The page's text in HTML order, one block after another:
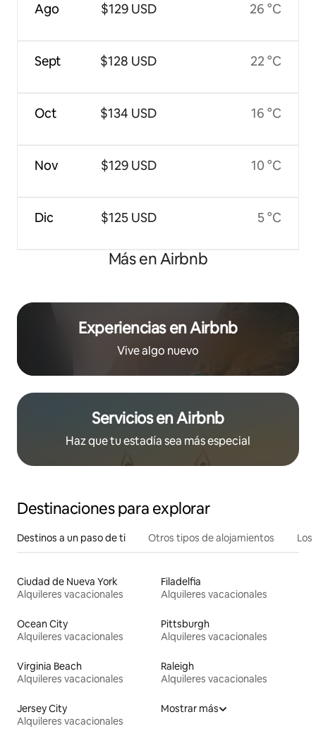
Ago
Sept
Oct
Nov
Dic
$129 USD
$128 USD
$134 USD
$129 USD
$125 USD
26 °C
22 °C
16 °C
10 °C
5 °C
Más en Airbnb
Experiencias en Airbnb
Vive algo nuevo
Servicios en Airbnb
Haz que tu estadía sea más especial
Destinaciones para explorar
Destinos a un paso de ti Otros tipos de alojamientos
Ciudad de Nueva York
Alquileres vacacionales
Filadelfia
Alquileres vacacionales
Ocean City
Alquileres vacacionales
Pittsburgh
Alquileres vacacionales
Virginia Beach
Alquileres vacacionales
Raleigh
Alquileres vacacionales
Jersey City
Alquileres vacacionales
Mostrar más